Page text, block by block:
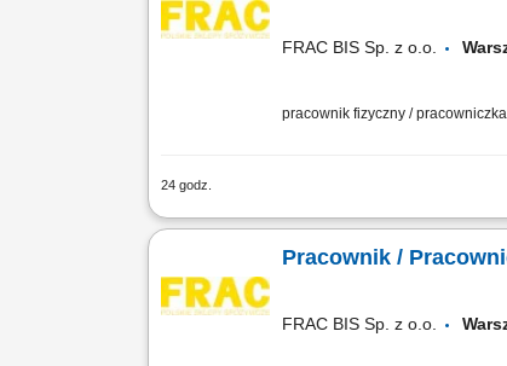
FRAC BIS Sp. z o.o.
pracownik fizyczny /
24 godz.
Krojenie, pakowanie oraz
Pracownik /
FRAC BIS Sp. z o.o.